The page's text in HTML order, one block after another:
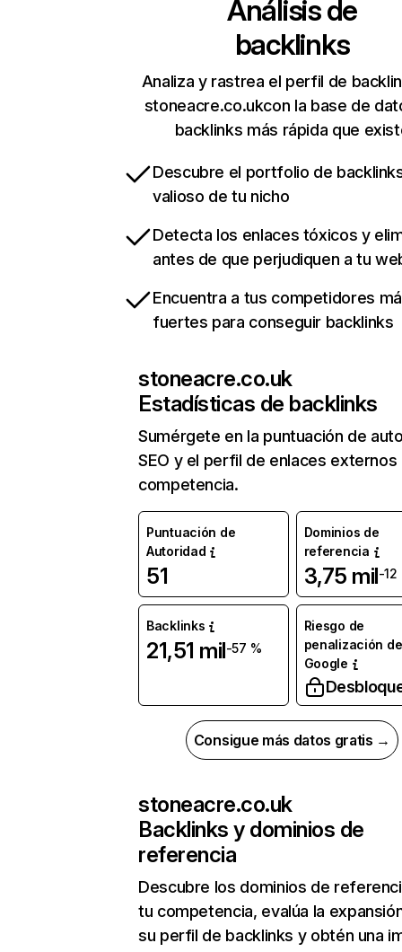
Análisis de
backlinks
Analiza y rastrea el perfil de
stoneacre.co.ukcon la base de
backlinks más rápida que
Descubre el portfolio de
valioso de tu nicho
Detecta los enlaces tóxicos y
antes de que perjudiquen a tu
Encuentra a tus competidores
fuertes para conseguir backlinks
stoneacre.co.uk
Estadísticas de backlinks
Sumérgete en la puntuación de
SEO y el perfil de enlaces externos
competencia.
Puntuación de
Autoridad
51
Dominios de
referencia
3,75 mil-12
Backlinks
21,51 mil-57 %
Riesgo de
penalización de
Google
Consigue más datos gratis →
stoneacre.co.uk
Backlinks y dominios de
referencia
Descubre los dominios de
tu competencia, evalúa la
su perfil de backlinks y obtén una